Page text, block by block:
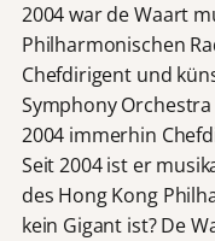
2004 war de Waart
Philharmonischen
Chefdirigent und
Symphony Orchestra
2004 immerhin
Seit 2004 ist er
des Hong Kong
kein Gigant ist? De